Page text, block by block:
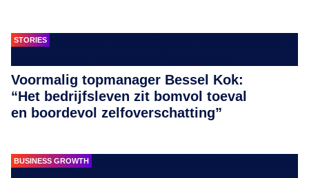
STORIES
Voormalig topmanager Bessel Kok:
“Het bedrijfsleven zit bomvol toeval
en boordevol zelfoverschatting”
BUSINESS GROWTH